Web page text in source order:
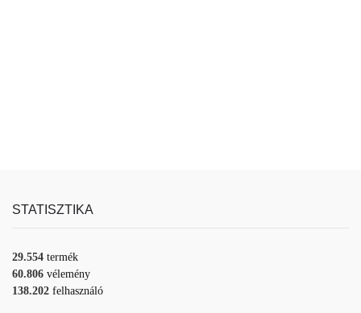
STATISZTIKA
29.554 termék
60.806 vélemény
138.202 felhasználó